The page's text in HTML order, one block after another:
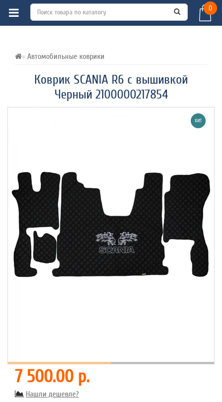
0
Автомобильные коврики
Коврик SCANIA R6 с вышивкой
Черный 2100000217854
ВСЕ О ТОВАРЕ ХАРАКТЕРИСТИКИ
ХИТ
7 500.00 р.
Нашли дешевле?